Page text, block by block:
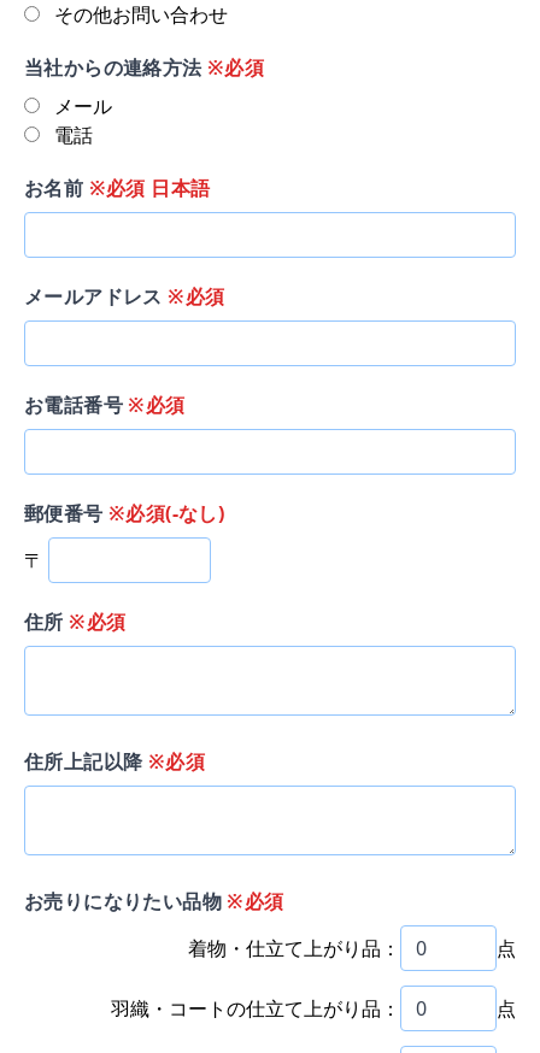
その他お問い合わせ
当社からの連絡方法※必須
メール
電話
お名前 ※必須 日本語
メールアドレス ※必須
お電話番号 ※必須
郵便番号 ※必須(-なし)
〒
住所 ※必須
住所上記以降 ※必須
お売りになりたい品物 ※必須
着物・仕立て上がり品：
点
羽織・コートの仕立て上がり品： 点